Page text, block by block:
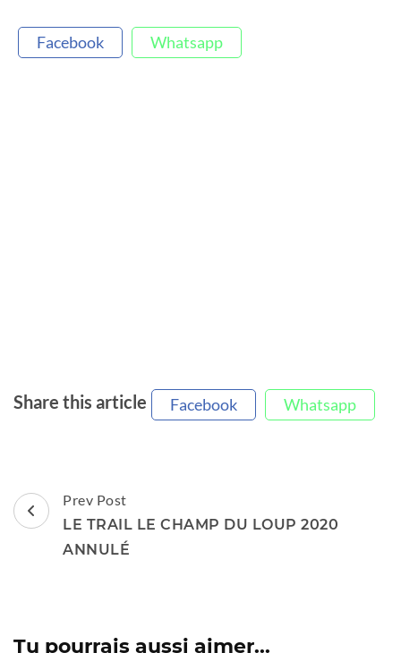
Facebook Whatsapp
Share this article Facebook Whatsapp
Post
Navigation
Prev Post
LE TRAIL LE CHAMP DU LOUP 2020
ANNULÉ
Tu pourrais aussi aimer...